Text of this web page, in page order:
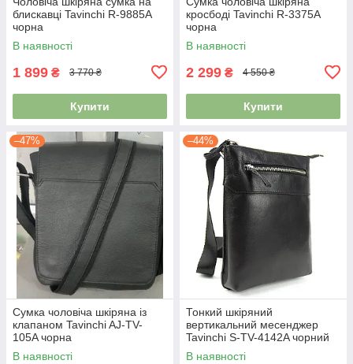
блискавці Tavinchi R-9885A
чорна
В наявності
1 899 ₴ 3 770 ₴
Купити
кросбоді Tavinchi R-3375A
чорна
В наявності
2 299 ₴ 4 550 ₴
Купити
–47%
Сумка чоловіча шкіряна із
клапаном Tavinchi AJ-TV-
105A чорна
В наявності
–44%
Тонкий шкіряний
вертикальний месенджер
Tavinchi S-TV-4142A чорний
В наявності